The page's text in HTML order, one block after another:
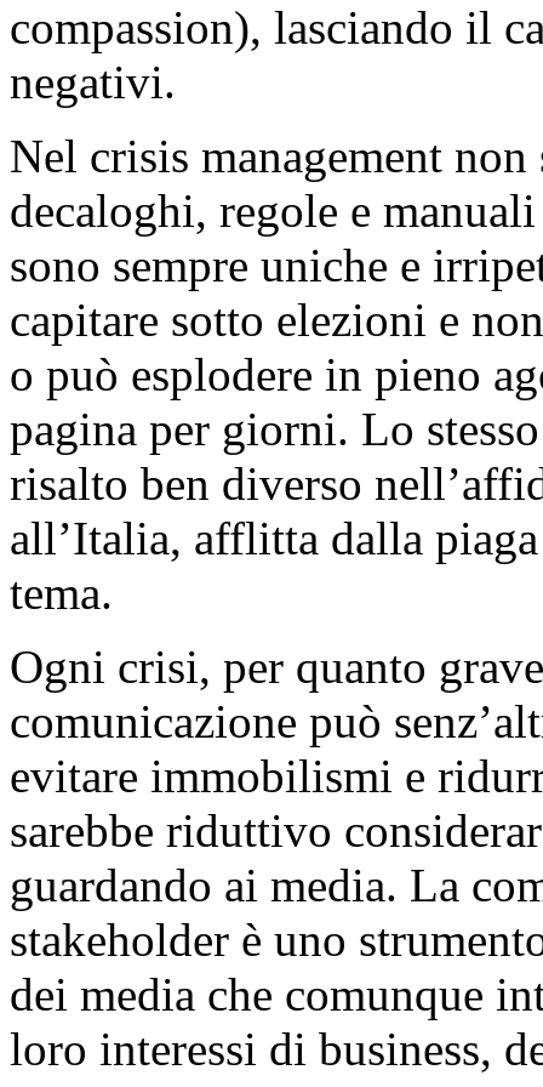
compassion), lasciando il
negativi.
Nel crisis management
decaloghi, regole e
sono sempre uniche e
capitare sotto elezioni e
o può esplodere in pieno
pagina per giorni. Lo
risalto ben diverso
all’Italia, afflitta dalla
tema.
Ogni crisi, per quanto
comunicazione può
evitare immobilismi e
sarebbe riduttivo
guardando ai media. La
stakeholder è uno
dei media che comunque
loro interessi di business,